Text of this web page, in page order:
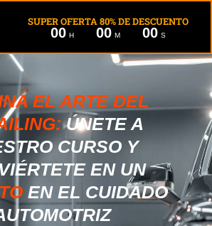
SUPER OFERTA 80% DE DESCUENTO
00 H 00 M 00 S
EL ARTE DEL
ÚNETE A
CURSO Y
EN UN
EN EL CUIDADO